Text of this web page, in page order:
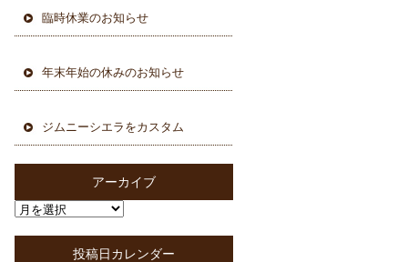
臨時休業のお知らせ
年末年始の休みのお知らせ
ジムニーシエラをカスタム
アーカイブ
投稿日カレンダー